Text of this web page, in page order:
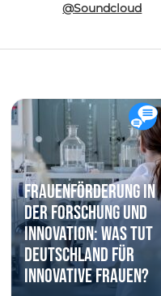
@Soundcloud
Frauenförderung in
der Forschung und
Innovation: Was tut
Deutschland für
innovative Frauen?